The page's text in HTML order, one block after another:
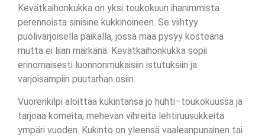
Kevätkaihonkukka on yksi toukokuun ihanimmista
perennoista sinisine kukkinoineen. Se viihtyy
puolivarjoisella paikalla, jossa maa pysyy kosteana
mutta ei liian märkänä. Kevätkaihonkukka sopii
erinomaisesti luonnonmukaisiin istutuksiin ja
varjoisampiin puutarhan osiin.
Vuorenkilpi aloittaa kukintansa jo huhti–toukokuussa ja
tarjoaa komeita, mehevän vihreitä lehtiruusukkeita
ympäri vuoden. Kukinto on yleensä vaaleanpunainen tai